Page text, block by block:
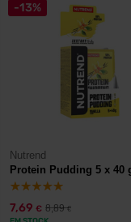
-13%
Nutrend
Protein Pudding 5 x 40
7,69 € 8,89€